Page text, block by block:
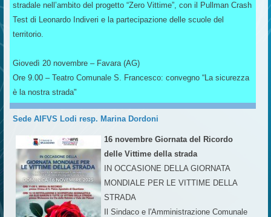
stradale nell’ambito del progetto “Zero Vittime”, con il Pullman Crash
Test di Leonardo Indiveri e la partecipazione delle scuole del
territorio.
Giovedì 20 novembre – Favara (AG)
Ore 9.00 – Teatro Comunale S. Francesco: convegno “La sicurezza
è la nostra strada"
Sede AIFVS Lodi resp. Marina Dordoni
16 novembre Giornata del Ricordo
delle Vittime della strada
IN OCCASIONE DELLA GIORNATA
MONDIALE PER LE VITTIME DELLA
STRADA
Il Sindaco e l'Amministrazione Comunale